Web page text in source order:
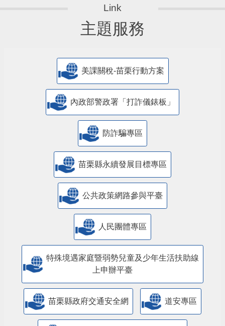
主題服務
美課關稅-苗栗行動方案
內政部警政署「打詐儀錶板」
防詐騙專區
苗栗縣永續發展目標專區
公共政策網路參與平臺
人民團體專區
特殊境遇家庭暨弱勢兒童及少年生活扶助線
上申辦平臺
苗栗縣政府交通安全網 道安專區